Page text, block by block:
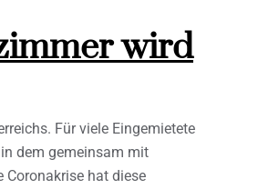
wird
Für viele Eingemietete
dem gemeinsam mit
Coronakrise hat diese